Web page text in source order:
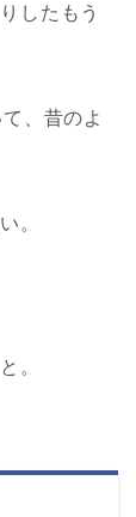
したもう
、昔のよ
。
。